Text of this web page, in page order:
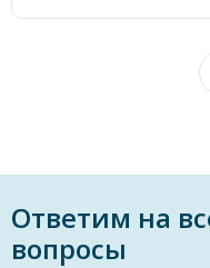
Ответим на
вопросы